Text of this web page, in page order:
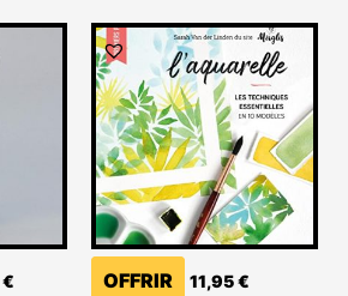
€ OFFRIR 11,95€